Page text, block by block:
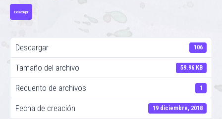
Descargar
Descargar 106
Tamaño del archivo 59.96 KB
Recuento de archivos 1
Fecha de creación 19 diciembre, 2018